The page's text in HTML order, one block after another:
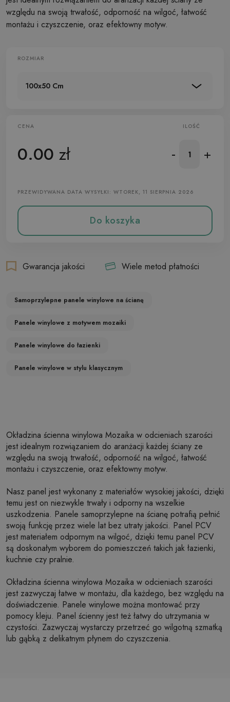
względu na swoją trwałość, odporność na wilgoć, łatwość
montażu i czyszczenie, oraz efektowny motyw.
ROZMIAR
100x50 Cm
CENA
0.00 zł
ILOŚĆ
- +
PRZEWIDYWANA DATA WYSYŁKI: WTOREK, 11 SIERPNIA 2026
Do koszyka
Gwarancja jakości Wiele metod płatności
Samoprzylepne panele winylowe na ścianę
Panele winylowe z motywem mozaiki
Panele winylowe do łazienki
Panele winylowe w stylu klasycznym
Okładzina ścienna winylowa Mozaika w odcieniach szarości
jest idealnym rozwiązaniem do aranżacji każdej ściany ze
względu na swoją trwałość, odporność na wilgoć, łatwość
montażu i czyszczenie, oraz efektowny motyw.
Nasz panel jest wykonany z materiałów wysokiej jakości, dzięki
temu jest on niezwykle trwały i odporny na wszelkie
uszkodzenia. Panele samoprzylepne na ścianę potrafią pełnić
swoją funkcję przez wiele lat bez utraty jakości. Panel PCV
jest materiałem odpornym na wilgoć, dzięki temu panel PCV
są doskonałym wyborem do pomieszczeń takich jak łazienki,
kuchnie czy pralnie.
Okładzina ścienna winylowa Mozaika w odcieniach szarości
jest zazwyczaj łatwe w montażu, dla każdego, bez względu na
doświadczenie. Panele winylowe można montować przy
pomocy kleju. Panel ścienny jest też łatwy do utrzymania w
czystości. Zazwyczaj wystarczy przetrzeć go wilgotną szmatką
lub gąbką z delikatnym płynem do czyszczenia.